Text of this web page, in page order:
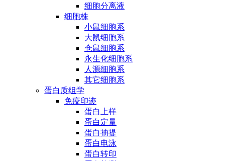
细胞分离液
细胞株
小鼠细胞系
大鼠细胞系
仓鼠细胞系
永生化细胞系
人源细胞系
其它细胞系
蛋白质组学
免疫印迹
蛋白上样
蛋白定量
蛋白抽提
蛋白电泳
蛋白转印